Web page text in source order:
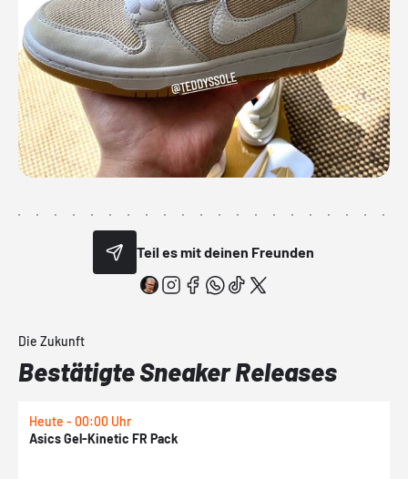
Teil es mit deinen Freunden
Die Zukunft
Bestätigte Sneaker Releases
Heute - 00:00 Uhr
Asics Gel-Kinetic FR Pack